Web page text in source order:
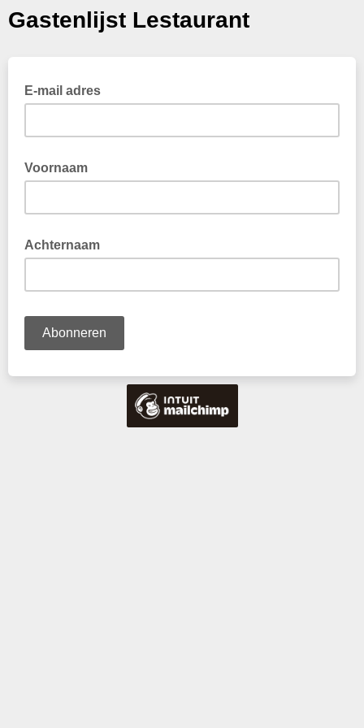
Gastenlijst Lestaurant
E-mail adres
Voornaam
Achternaam